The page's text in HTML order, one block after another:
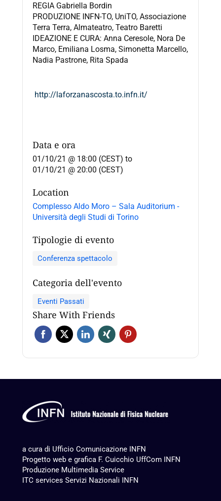
REGIA Gabriella Bordin
PRODUZIONE INFN-TO, UniTO, Associazione
Terra Terra, Almateatro, Teatro Baretti
IDEAZIONE E CURA: Anna Ceresole, Nora De
Marco, Emiliana Losma, Simonetta Marcello,
Nadia Pastrone, Rita Spada
http://laforzanascosta.to.infn.it/
Data e ora
01/10/21 @ 18:00 (CEST) to
01/10/21 @ 20:00 (CEST)
Location
Complesso Aldo Moro – Sala Auditorium -
Università degli Studi di Torino
Tipologie di evento
Conferenza spettacolo
Categoria dell'evento
Eventi Passati
Share With Friends
a cura di Ufficio Comunicazione INFN
Progetto web e grafica F. Cuicchio UffCom INFN
Produzione Multimedia Service
ITC services Servizi Nazionali INFN